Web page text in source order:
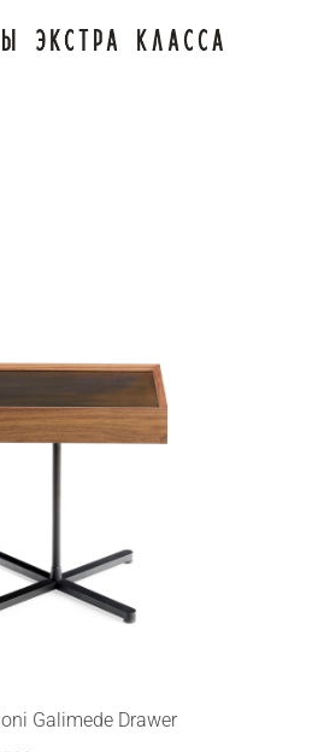
Galimede Drawer